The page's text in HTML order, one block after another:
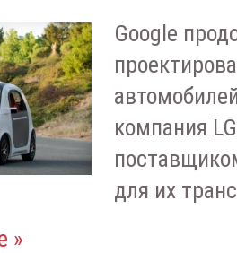
Google
компания
для их
»